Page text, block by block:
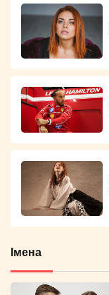
Імена